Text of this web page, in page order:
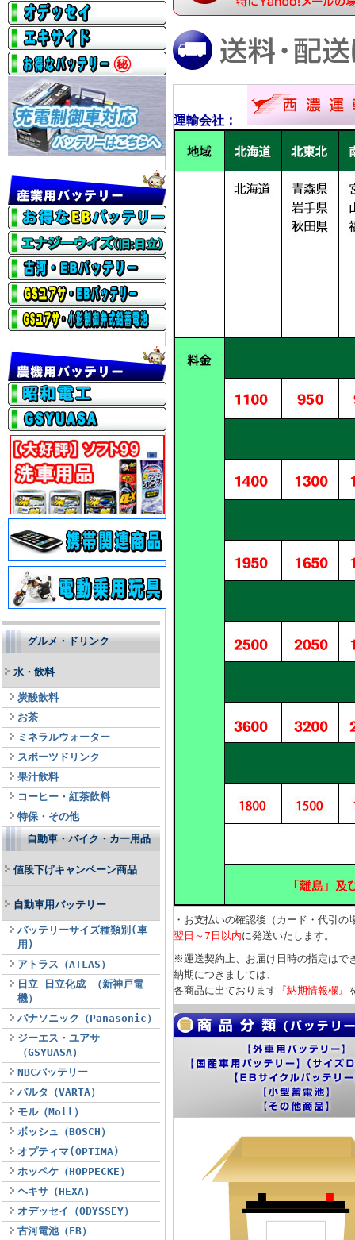
グルメ・ドリンク
水・飲料
炭酸飲料
お茶
ミネラルウォーター
スポーツドリンク
果汁飲料
コーヒー・紅茶飲料
特保・その他
自動車・バイク・カー用品
値段下げキャンペーン商品
自動車用バッテリー
バッテリーサイズ種類別(車
用)
アトラス（ATLAS）
日立 日立化成 （新神戸電
機）
パナソニック（Panasonic）
ジーエス・ユアサ
（GSYUASA）
NBCバッテリー
バルタ（VARTA）
モル（Moll）
ボッシュ（BOSCH）
オプティマ(OPTIMA)
ホッペケ（HOPPECKE）
ヘキサ（HEXA）
オデッセイ（ODYSSEY）
古河電池（FB）
運輸会社：
・お支払いの確認後（カード・代引の
翌日～7日以内に発送いたします。
※運送契約上、お届け日時の指定はで
納期につきましては、
各商品に出ております 『納期情報欄』